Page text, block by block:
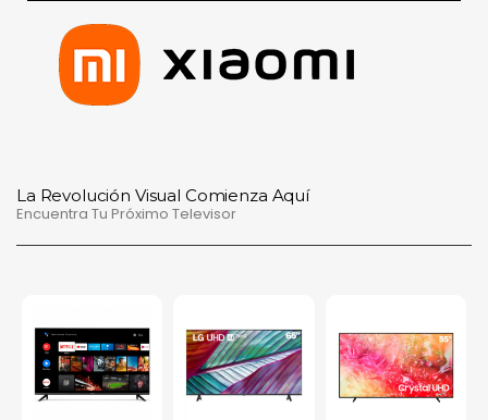
La Revolución Visual Comienza Aquí
Encuentra Tu Próximo Televisor